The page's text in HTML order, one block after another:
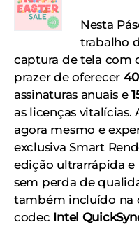
Nesta
trabalho
captura de tela com
prazer de oferecer
assinaturas anuais e
as licenças vitalícias.
agora mesmo e
exclusiva Smart
edição ultrarrápida e
sem perda de
também incluído na
codec Intel